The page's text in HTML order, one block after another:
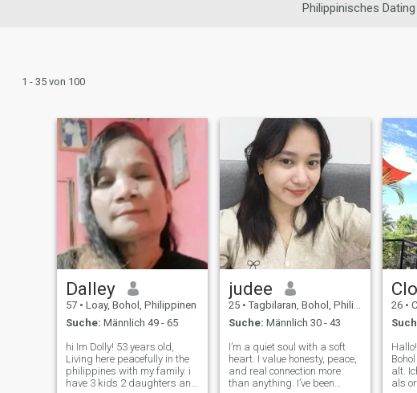
Philippinisches Dating
1 - 35 von 100
Dalley
57 • Loay, Bohol, Philippinen
Suche: Männlich 49 - 65
hi Im Dolly! 53 years old,
Living here peacefully in the
philippines with my family. i
have 3 kids 2 daughters and
judee
25 • Tagbilaran, Bohol, Philippinen
Suche: Männlich 30 - 43
I’m a quiet soul with a soft
heart. I value honesty, peace,
and real connection more
than anything. I’ve been
26 •
Hallo! Ich bin Clowie aus
alt.
als